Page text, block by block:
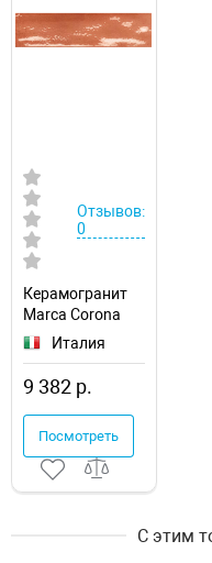
Отзывов:
0
Керамогранит
Marca Corona
Multiforme
Италия
9 382 р.
Посмотреть
С этим